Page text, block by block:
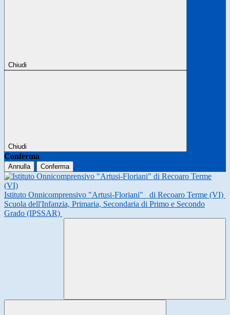
Chiudi
Chiudi
Conferma
Annulla Conferma
Istituto Onnicomprensivo "Artusi-Floriani"
di Recoaro Terme (VI)
Scuola dell'Infanzia, Primaria, Secondaria di Primo e Secondo
Grado (IPSSAR)